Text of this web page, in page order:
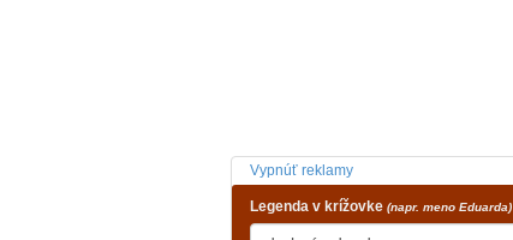
Vypnúť reklamy
Legenda v krížovke (napr. meno Eduarda)